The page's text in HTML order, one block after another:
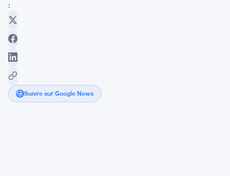
:
Suivre sur Google News